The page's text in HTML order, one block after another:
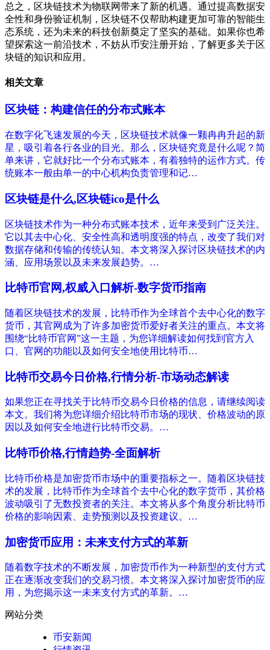
总之，区块链技术为物联网带来了新的机遇。通过提高数据安
全性和身份验证机制，区块链不仅帮助构建更加可靠的智能生
态系统，还为未来的科技创新奠定了坚实的基础。如果你也希
望探索这一前沿技术，不妨从币安注册开始，了解更多关于区
块链的知识和应用。
相关文章
区块链：构建信任的分布式账本
在数字化飞速发展的今天，区块链技术就像一颗冉冉升起的新
星，吸引着各行各业的目光。那么，区块链究竟是什么呢？简
单来讲，它就好比一个分布式账本，有着独特的运作方式。传
统账本一般由单一的中心机构负责管理和记…
区块链是什么,区块链ico是什么
区块链技术作为一种分布式账本技术，近年来受到广泛关注。
它以其去中心化、安全性高和透明度强的特点，改变了我们对
数据存储和传输的传统认知。本文将深入探讨区块链技术的内
涵、应用场景以及未来发展趋势。…
比特币官网,权威入口解析-数字货币指南
随着区块链技术的发展，比特币作为全球首个去中心化的数字
货币，其官网成为了许多加密货币爱好者关注的重点。本文将
围绕“比特币官网”这一主题，为您详细解读如何找到官方入
口、官网的功能以及如何安全地使用比特币…
比特币交易今日价格,行情分析-市场动态解读
如果您正在寻找关于比特币交易今日价格的信息，请继续阅读
本文。我们将为您详细介绍比特币市场的现状、价格波动的原
因以及如何安全地进行比特币交易。…
比特币价格,行情趋势-全面解析
比特币价格是加密货币市场中的重要指标之一。随着区块链技
术的发展，比特币作为全球首个去中心化的数字货币，其价格
波动吸引了无数投资者的关注。本文将从多个角度分析比特币
价格的影响因素、走势预测以及投资建议。…
加密货币应用：未来支付方式的革新
随着数字技术的不断发展，加密货币作为一种新型的支付方式
正在逐渐改变我们的交易习惯。本文将深入探讨加密货币的应
用，为您揭示这一未来支付方式的革新。…
网站分类
币安新闻